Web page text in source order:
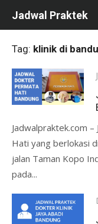
Jadwal Praktek
Tag: klinik di
Jadwalpraktek.com
Hati yang berlokasi
jalan Taman Kopo
pada...